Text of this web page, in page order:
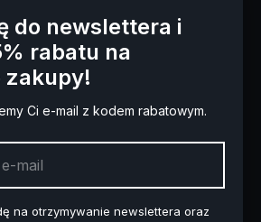
do newslettera i
rabatu na
zakupy!
Ci e-mail z kodem rabatowym.
na otrzymywanie newslettera oraz